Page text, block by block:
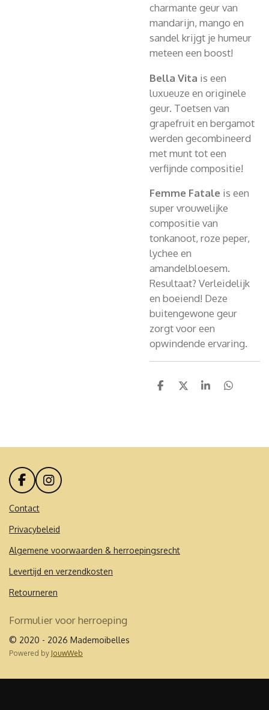
charmante geur van
mandarijn, mango en
sandel krijgt je humeur
meteen een boost!
Bella Vita is een
luxueuze en originele
geur. Toetsen van
grapefruit en bergamot
werden gecombineerd
met munt tot een
verfijnde compositie!
Femme Fatale is een
super vrouwelijke
compositie van
tonkanoot, roze peper,
lychee en
amandelbloesem.
Resultaat? Verleidelijk
en boeiend! Deze
buitengewone geur
zorgt voor een
opwindende ervaring.
D
D
S
D
F
a
c
b
o
k
I
n
a
r
a
Contact
Privacybeleid
Algemene voorwaarden & herroepingsrecht
Levertijd en verzendkosten
Retourneren
Formulier voor herroeping
© 2020 - 2026 Mademoibelles
Powered by JouwWeb